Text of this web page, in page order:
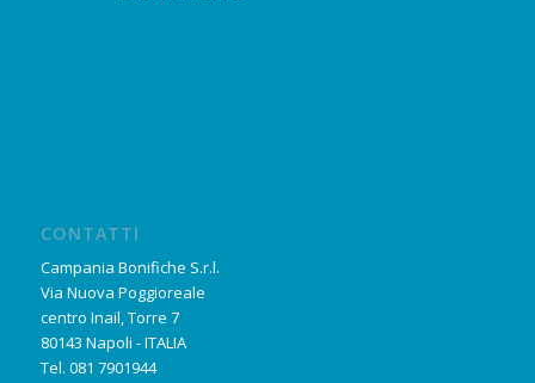
CONTATTI
Campania Bonifiche S.r.l.
Via Nuova Poggioreale
centro Inail, Torre 7
80143 Napoli - ITALIA
Tel. 081 7901944